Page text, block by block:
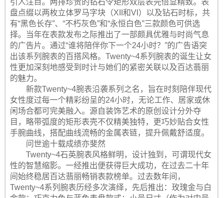
引人注目。两排珍贵的钻石令矩形双层表壳倍显精致。表
盘点缀以两枚立体罗马字块（XII和VI）以及钻石时标，共
有“黑色长存”、“不朽灰色”和“永恒白色”三款颜色可供选
择。当年在表款发布之际推出了一部颇具优雅与时尚气息
的广告片。通过“谁将陪伴你下一个24小时？”的广告语突
出该系列腕表的百搭风格。Twenty~4系列腕表的诞生让女
性更加深刻地感受到时计与她们的紧密关联以及百达翡丽
的魅力。
新款Twenty~4腕表沿袭系列之名，旨在时刻陪伴现代
女性度过每一个精彩纷呈的24小时，无论工作、居家或休
闲场合都可完美融入。源自装饰艺术的原创设计分外夺
目，略带弧度的矩形表壳不仅精美独特，更巧妙贴合女性
手腕曲线，搭配曲线流畅的金属表链，提升佩戴舒适度。
问世逾十载成绩亦斐然
Twenty~4石英腕表风格鲜明，设计独到，可谓现代女
性的智慧缩影。一经推出便获得巨大成功，在过去二十年
间始终稳居百达翡丽畅销表款榜单。过去数年间，
Twenty~4系列腕表历经多次演绎，先后推出：玫瑰金与白